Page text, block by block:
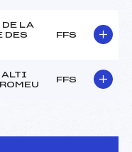
DE LA
DES
FFS
ALTI
FFS